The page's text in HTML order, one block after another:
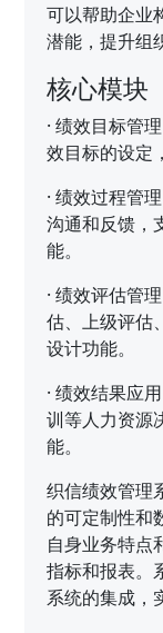
可以帮助企业
潜能，提升组
核心模块
·绩效目标管
效目标的设定
·绩效过程管
沟通和反馈，
能。
·绩效评估管
估、上级评估
设计功能。
·绩效结果应
训等人力资源
能。
织信绩效管理
的可定制性和
自身业务特点
指标和报表。
系统的集成，